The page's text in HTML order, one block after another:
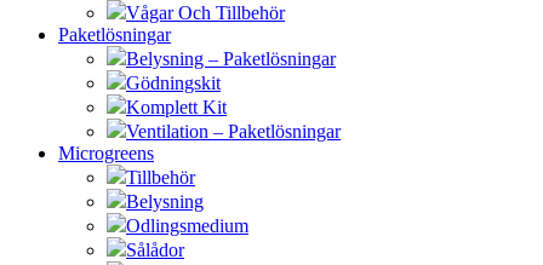
Vågar Och Tillbehör
Paketlösningar
Belysning – Paketlösningar
Gödningskit
Komplett Kit
Ventilation – Paketlösningar
Microgreens
Tillbehör
Belysning
Odlingsmedium
Sålådor